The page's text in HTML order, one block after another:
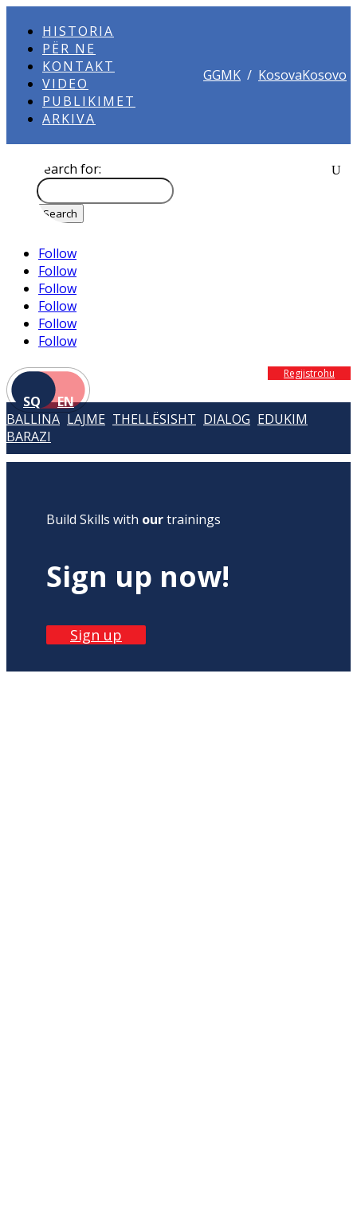
HISTORIA
PËR NE
KONTAKT
VIDEO
PUBLIKIMET
ARKIVA
GGMK / KosovaKosovo
Search for:
Follow
Follow
Follow
Follow
Follow
Follow
SQ EN
Regjistrohu
BALLINA LAJME THELLËSISHT DIALOG EDUKIM
BARAZI
Build Skills with ourtrainings
Sign up now!
Sign up